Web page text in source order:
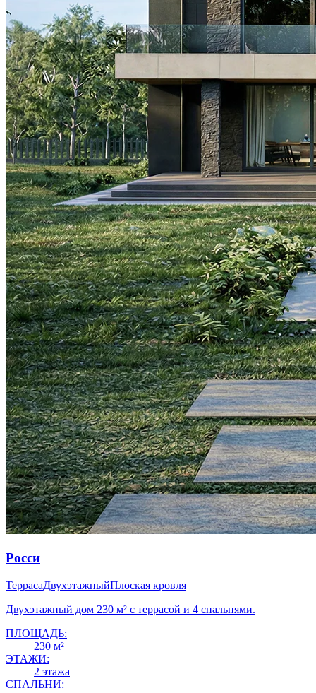
Росси
ТеррасаДвухэтажныйПлоская кровля
Двухэтажный дом 230 м² с террасой и 4 спальнями.
ПЛОЩАДЬ:
230 м²
ЭТАЖИ:
2 этажа
СПАЛЬНИ: